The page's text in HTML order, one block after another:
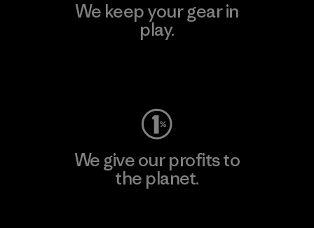
We keep your gear in
play.
We give our profits to
the planet.